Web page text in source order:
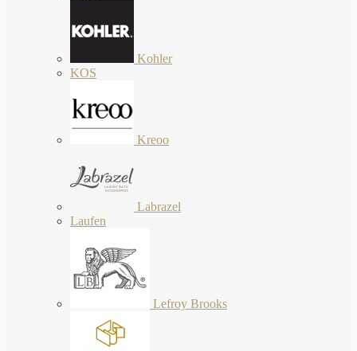
Kohler
KOS
Kreoo
Labrazel
Laufen
Lefroy Brooks